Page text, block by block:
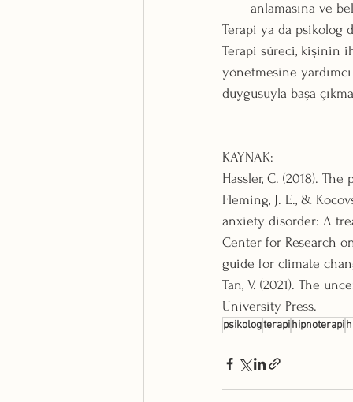
anlamasına ve
Terapi ya da psikolog
Terapi süreci, kişinin
yönetmesine
duygusuyla başa
KAYNAK:
Hassler, C. (2018).
Fleming, J. E., &
anxiety disorder: A
Center for Research
guide for climate
Tan, V. (2021). The
University Press.
psikologterapihipnoterapi